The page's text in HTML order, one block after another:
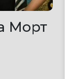
Морт